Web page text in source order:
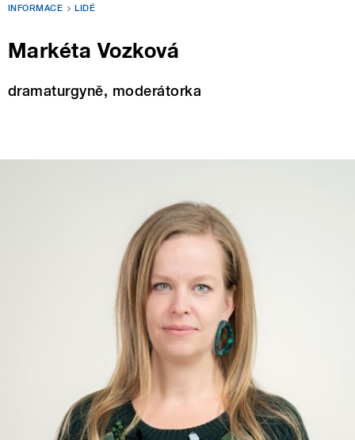
INFORMACE LIDÉ
Markéta Vozková
dramaturgyně, moderátorka